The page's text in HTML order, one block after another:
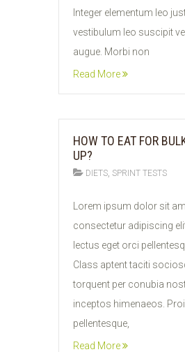
Integer elementum leo
vestibulum leo suscipit
augue. Morbi non
Read More
HOW TO EAT FOR
UP?
DIETS SPRINT TESTS
11
Lorem ipsum dolor sit
consectetur adipiscing
lectus eget orci
Class aptent taciti
torquent per conubia
inceptos himenaeos.
pellentesque,
Read More